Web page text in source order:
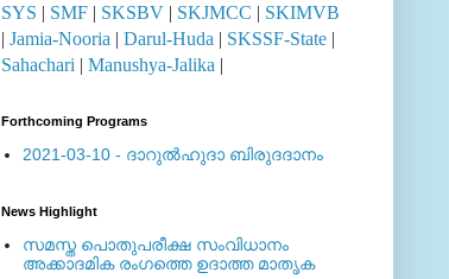
SYS | SMF | SKSBV | SKJMCC | SKIMVB
| Jamia-Nooria | Darul-Huda | SKSSF-State |
Sahachari | Manushya-Jalika |
Forthcoming Programs
2021-03-10 - ദാറുല്‍ഹുദാ ബിരുദദാനം
News Highlight
സമസ്ത പൊതുപരീക്ഷ സംവിധാനം
അക്കാദമിക രംഗത്തെ ഉദാത്ത മാതൃക